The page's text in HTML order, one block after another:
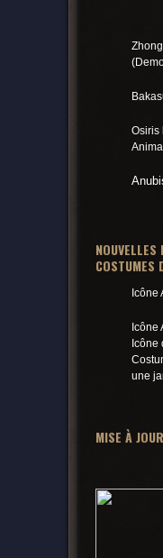
Osiris
NOUVELLES
COSTUMES
Icône
Icône
Icône
une
MISE À